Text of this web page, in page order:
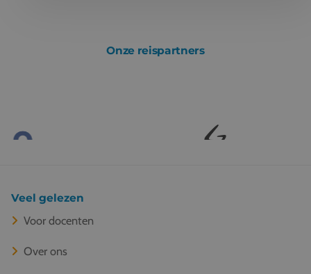
Onze reispartners
Veel gelezen
Voor docenten
Over ons